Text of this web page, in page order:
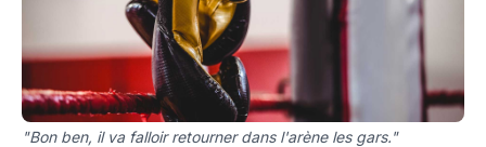
"Bon ben, il va falloir retourner dans l'arène les gars."